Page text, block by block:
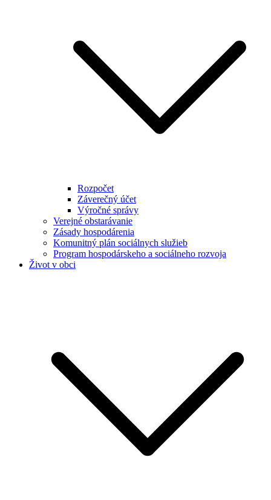
Rozpočet
Záverečný účet
Výročné správy
Verejné obstarávanie
Zásady hospodárenia
Komunitný plán sociálnych služieb
Program hospodárskeho a sociálneho rozvoja
Život v obci